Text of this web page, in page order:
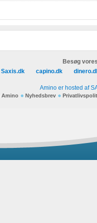
Besøg
Saxis.dk capino.dk
Amino er hosted af
Amino Nyhedsbrev